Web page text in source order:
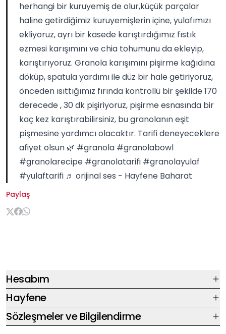
herhangi bir kuruyemiş de olur,küçük parçalar
haline getirdiğimiz kuruyemişlerin içine, yulafımızı
ekliyoruz, ayrı bir kasede karıştırdığımız fıstık
ezmesi karışımını ve chia tohumunu da ekleyip,
karıştırıyoruz. Granola karışımını pişirme kağıdına
döküp, spatula yardımı ile düz bir hale getiriyoruz,
önceden ısıttığımız fırında kontrollü bir şekilde 170
derecede , 30 dk pişiriyoruz, pişirme esnasında bir
kaç kez karıştırabilirsiniz, bu granolanın eşit
pişmesine yardımcı olacaktır. Tarifi deneyeceklere
afiyet olsun 🌿 #granola #granolabowl
#granolarecipe #granolatarifi #granolayulaf
#yulaftarifi ♬ orijinal ses - Hayfene Baharat
Paylaş
Hesabım
Hayfene
Sözleşmeler ve Bilgilendirme